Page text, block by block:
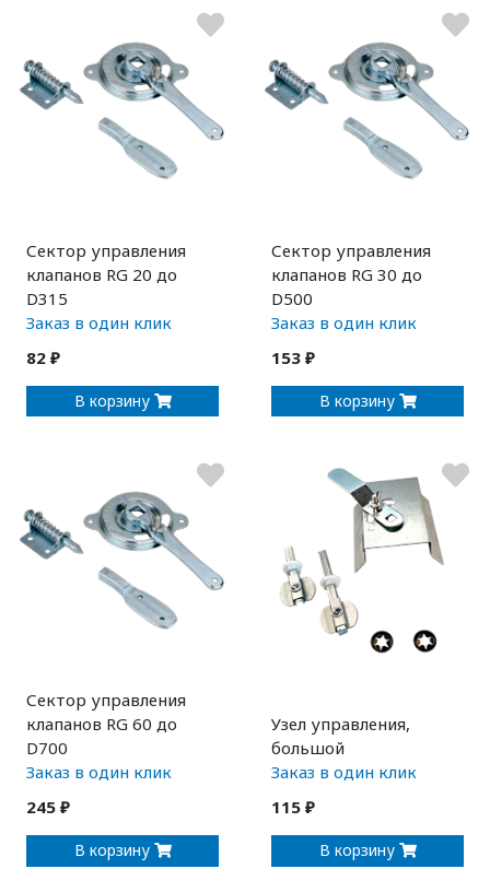
Сектор управления
клапанов RG 20 до
D315
Заказ в один клик
82 ₽
В корзину
Сектор управления
клапанов RG 30 до
D500
Заказ в один клик
153 ₽
В корзину
Сектор управления
клапанов RG 60 до
D700
Заказ в один клик
245 ₽
В корзину
Узел управления,
большой
Заказ в один клик
115 ₽
В корзину